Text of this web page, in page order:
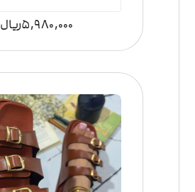
5,980,000ریال